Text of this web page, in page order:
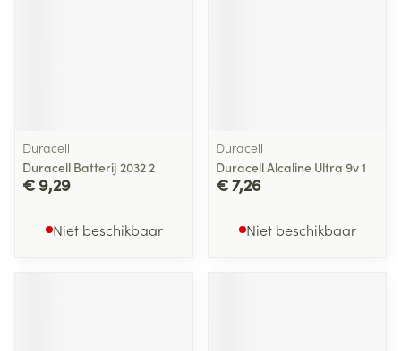
Duracell
Duracell Batterij 2032 2
€ 9,29
Niet beschikbaar
Duracell
Duracell Alcaline Ultra 9v 1
€ 7,26
Niet beschikbaar